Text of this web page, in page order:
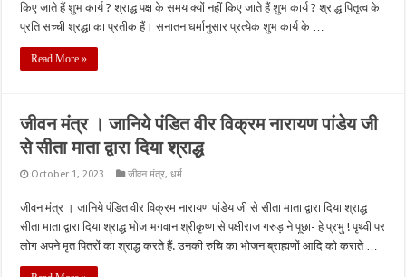
किए जाते हैं शुभ कार्य ? श्राद्ध पक्ष के समय क्यों नहीं किए जाते हैं शुभ कार्य ? श्राद्ध पितृत्व के
प्रति सच्ची श्रद्धा का प्रतीक हैं। सनातन धर्मानुसार प्रत्येक शुभ कार्य के …
Read More »
जीवन मंत्र । जानिये पंडित वीर विक्रम नारायण पांडेय जी
से सीता माता द्वारा दिया श्राद्ध
October 1, 2023 जीवन मंत्र,धर्म
जीवन मंत्र । जानिये पंडित वीर विक्रम नारायण पांडेय जी से सीता माता द्वारा दिया श्राद्ध
सीता माता द्वारा दिया श्राद्ध भोज भगवान श्रीकृष्ण से पक्षीराज गरुड़ ने पूछा- हे प्रभु ! पृथ्वी पर
लोग अपने मृत पितरों का श्राद्ध करते हैं. उनकी रुचि का भोजन ब्राह्मणों आदि को कराते …